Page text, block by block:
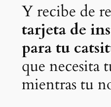
Y recibe de
tarjeta de
para tu
que necesita
mientras tu